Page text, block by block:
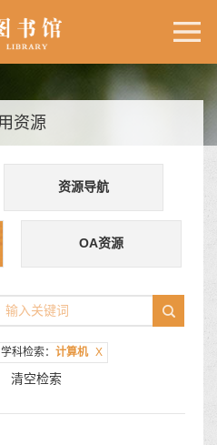
资源
资源导航
OA资源
学科检索： 计算机 X
清空检索